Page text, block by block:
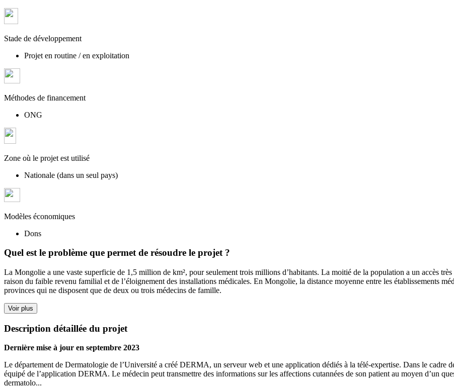
Stade de développement
Projet en routine / en exploitation
Méthodes de financement
ONG
Zone où le projet est utilisé
Nationale (dans un seul pays)
Modèles économiques
Dons
Quel est le problème que permet de résoudre le projet ?
La Mongolie a une vaste superficie de 1,5 million de km², pour seulement trois millions d’habitants. La moitié de la population a un accès
raison du faible revenu familial et de l’éloignement des installations médicales. En Mongolie, la distance moyenne entre les établissements
provinces qui ne disposent que de deux ou trois médecins de famille.
Voir plus
Description détaillée du projet
Dernière mise à jour en septembre 2023
Le département de Dermatologie de l’Université a créé DERMA, un serveur web et une application dédiés à la télé-expertise. Dans le cadre
équipé de l’application DERMA. Le médecin peut transmettre des informations sur les affections cutannées de son patient au moyen d’un
dermatolo...